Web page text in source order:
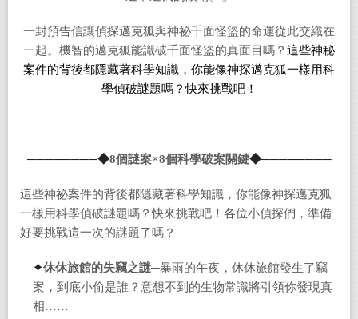
一封預告信讓偵探邁克狐與神祕千面怪盜的命運從此交織在
一起。機智的邁克狐能識破千面怪盜的真面目嗎？ 這些神秘
案件的背後都隱藏著科學知識，你能像神探邁克狐一樣用科
學偵破謎題嗎？快來挑戰吧！
────────◆8個謎案×8個科學破案關鍵◆────────
這些神祕案件的背後都隱藏著科學知識，你能像神探邁克狐
一樣用科學偵破謎題嗎？快來挑戰吧！各位小偵探們，準備
好要挑戰這一次的謎題了嗎？
✦休休旅館的失竊之謎─暴雨的午夜，休休旅館發生了竊
案，到底小偷是誰？意想不到的生物常識將引領你發現真
相……